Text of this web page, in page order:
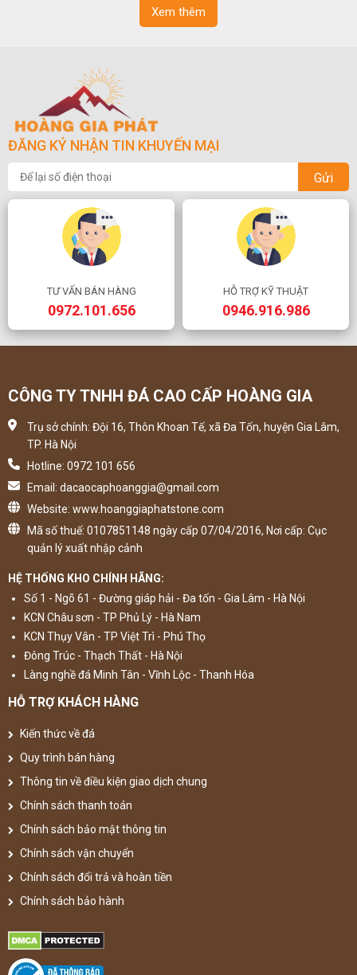
Xem thêm
ĐĂNG KÝ NHẬN TIN KHUYẾN MẠI
Gửi
TƯ VẤN BÁN HÀNG
0972.101.656
HỖ TRỢ KỸ THUẬT
0946.916.986
CÔNG TY TNHH ĐÁ CAO CẤP HOÀNG GIA
Trụ sở chính: Đội 16, Thôn Khoan Tế, xã Đa Tốn, huyện Gia Lâm,
TP. Hà Nội
Hotline: 0972 101 656
Email: dacaocaphoanggia@gmail.com
Website: www.hoanggiaphatstone.com
Mã số thuế: 0107851148 ngày cấp 07/04/2016, Nơi cấp: Cục
quản lý xuất nhập cảnh
HỆ THỐNG KHO CHÍNH HÃNG:
Số 1 - Ngõ 61 - Đường giáp hải - Đa tốn - Gia Lâm - Hà Nội
KCN Châu sơn - TP Phủ Lý - Hà Nam
KCN Thụy Vân - TP Việt Trì - Phú Thọ
Đông Trúc - Thạch Thất - Hà Nội
Làng nghề đá Minh Tân - Vĩnh Lộc - Thanh Hóa
HỖ TRỢ KHÁCH HÀNG
Kiến thức về đá
Quy trình bán hàng
Thông tin về điều kiện giao dịch chung
Chính sách thanh toán
Chính sách bảo mật thông tin
Chính sách vận chuyển
Chính sách đổi trả và hoàn tiền
Chính sách bảo hành